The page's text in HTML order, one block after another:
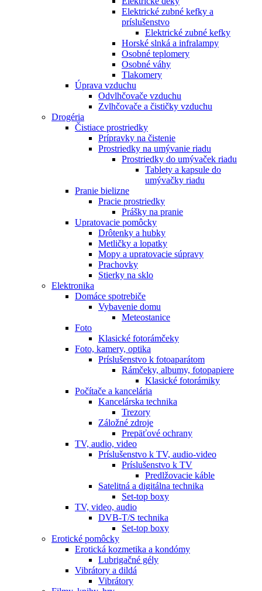
Elektrické zubné kefky a
príslušenstvo
Elektrické zubné kefky
Horské slnká a infralampy
Osobné teplomery
Osobné váhy
Tlakomery
Úprava vzduchu
Odvlhčovače vzduchu
Zvlhčovače a čističky vzduchu
Drogéria
Čistiace prostriedky
Prípravky na čistenie
Prostriedky na umývanie riadu
Prostriedky do umývaček riadu
Tablety a kapsule do
umývačky riadu
Pranie bielizne
Pracie prostriedky
Prášky na pranie
Upratovacie pomôcky
Drôtenky a hubky
Metličky a lopatky
Mopy a upratovacie súpravy
Prachovky
Stierky na sklo
Elektronika
Domáce spotrebiče
Vybavenie domu
Meteostanice
Foto
Klasické fotorámčeky
Foto, kamery, optika
Príslušenstvo k fotoaparátom
Rámčeky, albumy, fotopapiere
Klasické fotorámiky
Počítače a kancelária
Kancelárska technika
Trezory
Záložné zdroje
Prepäťové ochrany
TV, audio, video
Príslušenstvo k TV, audio-video
Príslušenstvo k TV
Predlžovacie káble
Satelitná a digitálna technika
Set-top boxy
TV, video, audio
DVB-T/S technika
Set-top boxy
Erotické pomôcky
Erotická kozmetika a kondómy
Lubrigačné gély
Vibrátory a dildá
Vibrátory